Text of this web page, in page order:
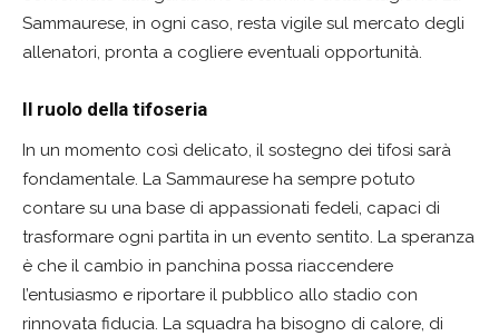
Sammaurese, in ogni caso, resta vigile sul mercato degli
allenatori, pronta a cogliere eventuali opportunità.
Il ruolo della tifoseria
In un momento così delicato, il sostegno dei tifosi sarà
fondamentale. La Sammaurese ha sempre potuto
contare su una base di appassionati fedeli, capaci di
trasformare ogni partita in un evento sentito. La speranza
è che il cambio in panchina possa riaccendere
l’entusiasmo e riportare il pubblico allo stadio con
rinnovata fiducia. La squadra ha bisogno di calore, di